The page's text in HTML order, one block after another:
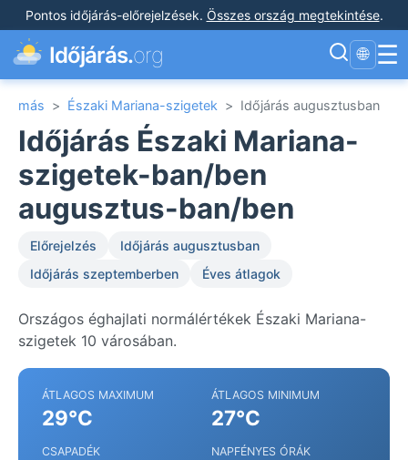
Pontos időjárás-előrejelzések. Összes ország megtekintése.
Időjárás.org 🌐 ☰
más > Északi Mariana-szigetek > Időjárás augusztusban
Időjárás Északi Mariana-
szigetek-ban/ben
augusztus-ban/ben
Előrejelzés
Időjárás augusztusban
Időjárás szeptemberben
Éves átlagok
Országos éghajlati normálértékek Északi Mariana-
szigetek 10 városában.
ÁTLAGOS MAXIMUM
29°C
ÁTLAGOS MINIMUM
27°C
CSAPADÉK NAPFÉNYES ÓRÁK